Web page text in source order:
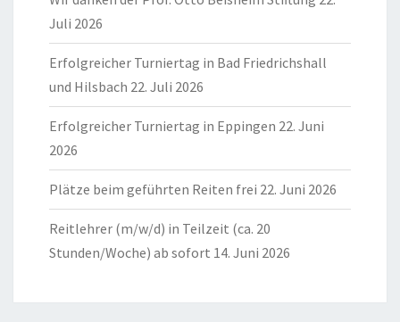
Juli 2026
Erfolgreicher Turniertag in Bad Friedrichshall
und Hilsbach 22. Juli 2026
Erfolgreicher Turniertag in Eppingen 22. Juni
2026
Plätze beim geführten Reiten frei 22. Juni 2026
Reitlehrer (m/w/d) in Teilzeit (ca. 20
Stunden/Woche) ab sofort 14. Juni 2026